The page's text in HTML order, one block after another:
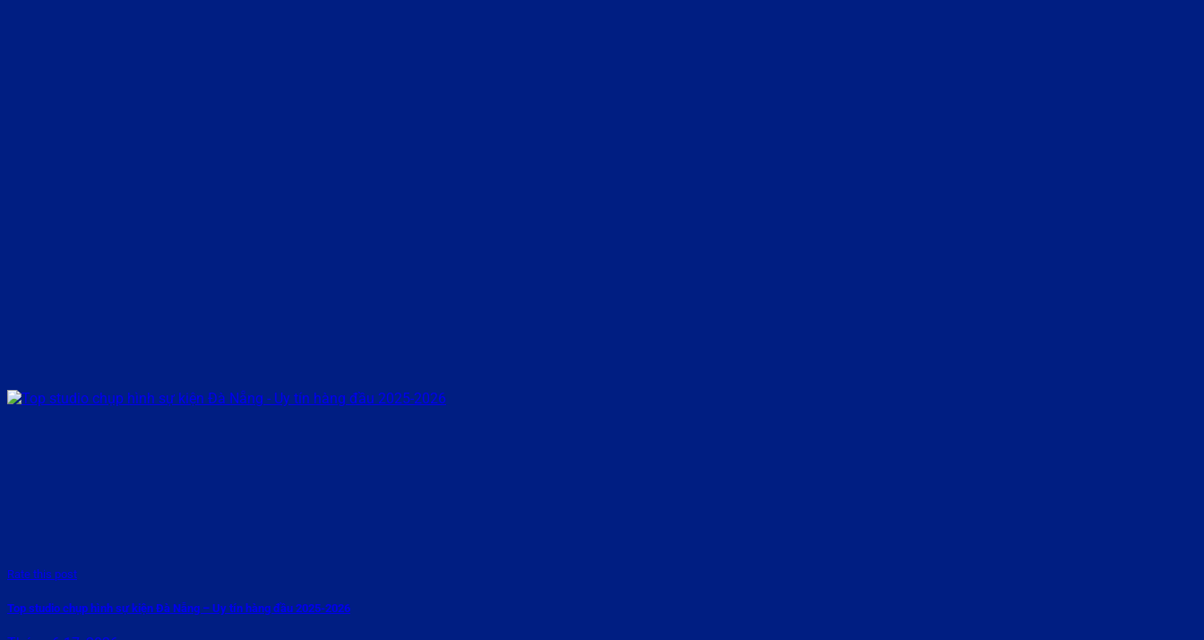
Rate this post
Top studio chụp hình sự kiện Đà Nẵng – Uy tín hàng đầu 2025-2026